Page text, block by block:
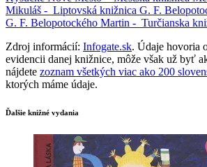
Mikuláš - Liptovská knižnica G. F.
G. F. Belopotockého Martin - Turčianska
Zdroj informácií: Infogate.sk. Údaje hovoria
evidencii danej knižnice, môže však už byť
nájdete zoznam všetkých viac ako 200
ktorých máme údaje.
Ďalšie knižné vydania